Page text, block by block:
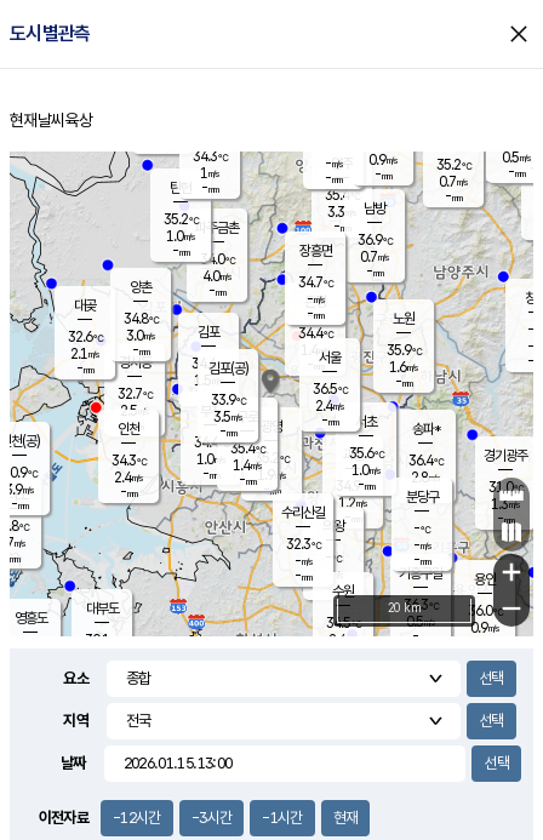
도시별관측 close
홈
현재날씨 육상
의도
℃
m/s
mm
영흥도
양주
35.4℃
3.3
-mm
과천
34.9℃
1.2m/s
- mm
용인
36.0℃
0.9m/s
경기광주
31.0℃
1.3m/s
-mm
3.3m/s
대부도
30.1
경서동
32.7℃
2.5 m/s
-mm
파주금촌
34.0℃
4.0m/s
-mm
35.2℃
0.7m/s
-mm
대곶
32.6℃
2.1 m/s
-mm
창
-
-m/
-
탄현
35.2℃
1.0m/s
-mm
0.5m/s
-mm
의왕
- ℃
m/s
mm
김포
34.4℃
1.5 m/s
mm
광명
35.2 ℃
1.9 m/s
-mm
부천
34.4℃
1.0m/s
-mm
양촌
34.8℃
3.0m/s
-mm
구로
35.4℃
1.4m/s
-mm
은평
34.4℃
1.4 m/s
- mm
노원
35.9℃
1.6m/s
-mm
송파*
36.4℃
2.8m/s
-mm
서초
35.6℃
1.0m/s
-mm
남방
36.9℃
0.7m/s
-mm
기흥구갈
36.3℃
0.5m/s
-
수리산길
32.3℃
-m/s
-mm
분당구
-℃
-m/s
-mm
장흥면
34.7℃
-m/s
-mm
-m/s
-mm
인천(공)
30.9℃
3.9m/s
-mm
김포(공)
33.9℃
3.5m/s
-mm
수원
34.5℃
2.4 m/s
인천
34.3℃
2.4m/s
-mm
서울
36.5℃
2.4m/s
-mm
34.3℃
1 m/s
-mm
0.9m/s
-mm
+
−
20 km
요소
지역
날짜
이전자료 -12시간 -3시간 -1시간 현재